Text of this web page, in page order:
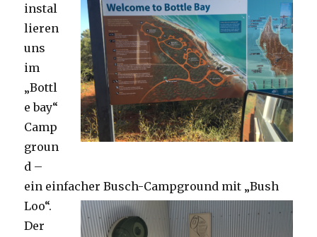
instal
lieren
uns
im
„Bottl
e bay“
Camp
groun
d –
ein einfacher Busch-Campground mit „Bush
Loo“.
Der